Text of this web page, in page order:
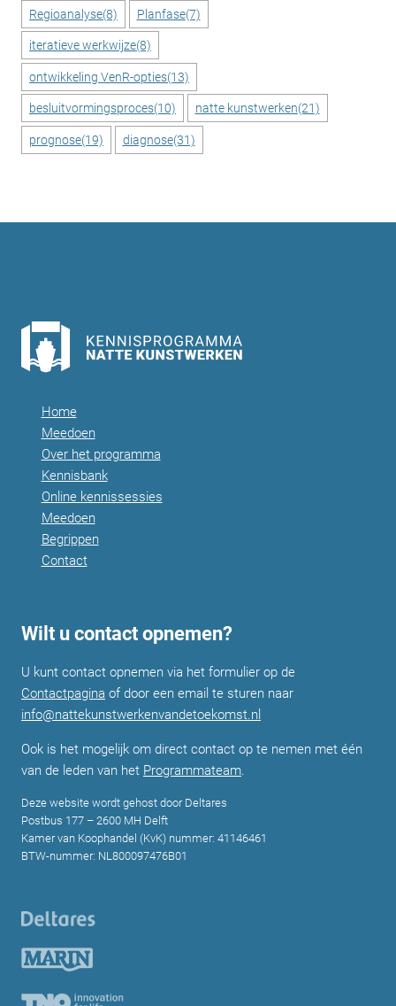
Regioanalyse(8) Planfase(7)
iteratieve werkwijze(8)
ontwikkeling VenR-opties(13)
besluitvormingsproces(10) natte kunstwerken(21)
prognose(19) diagnose(31)
Home
Meedoen
Over het programma
Kennisbank
Online kennissessies
Meedoen
Begrippen
Contact
Wilt u contact opnemen?
U kunt contact opnemen via het formulier op de
Contactpagina of door een email te sturen naar
info@nattekunstwerkenvandetoekomst.nl
Ook is het mogelijk om direct contact op te nemen met één
van de leden van het Programmateam.
Deze website wordt gehost door Deltares
Postbus 177 – 2600 MH Delft
Kamer van Koophandel (KvK) nummer: 41146461
BTW-nummer: NL800097476B01